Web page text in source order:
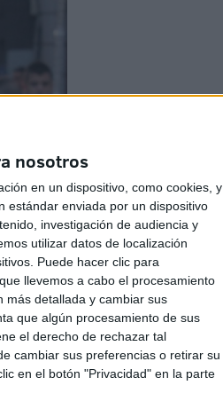
nosotros
en un dispositivo, como cookies, y
estándar enviada por un dispositivo
investigación de audiencia y
utilizar datos de localización
Puede hacer clic para
llevemos a cabo el procesamiento
más detallada y cambiar sus
que algún procesamiento de sus
el derecho de rechazar tal
cambiar sus preferencias o retirar su
en el botón "Privacidad" en la parte